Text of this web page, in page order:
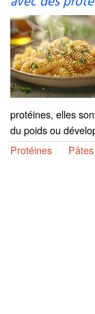
protéines, elles
du poids ou
Protéines
Pâtes